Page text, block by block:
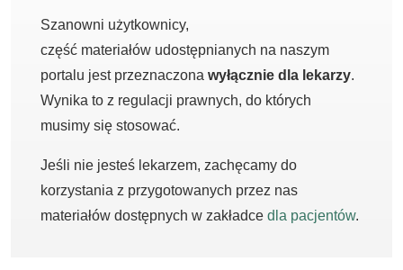
Szanowni użytkownicy,
część materiałów udostępnianych na naszym
portalu jest przeznaczona wyłącznie dla lekarzy.
Wynika to z regulacji prawnych, do których
musimy się stosować.
Jeśli nie jesteś lekarzem, zachęcamy do
korzystania z przygotowanych przez nas
materiałów dostępnych w zakładce dla pacjentów.